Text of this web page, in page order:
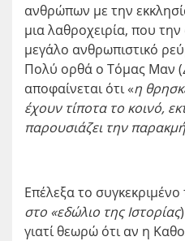
ανθρώπων με την
μια λαθροχειρία, που
μεγάλο ανθρωπιστικό
Πολύ ορθά ο Τόμας Μαν (
αποφαίνεται ότι «η
έχουν τίποτα το κοινό,
παρουσιάζει την
Επέλεξα το συγκεκριμένο
στο «εδώλιο της Ιστορίας
γιατί θεωρώ ότι αν η